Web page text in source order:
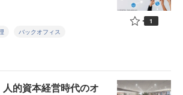
バックオフィス
1
的資本経営時代のオ